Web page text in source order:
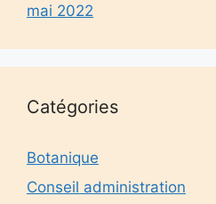
mai 2022
Catégories
Botanique
Conseil administration